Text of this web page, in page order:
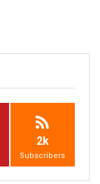
2k
Subscribers